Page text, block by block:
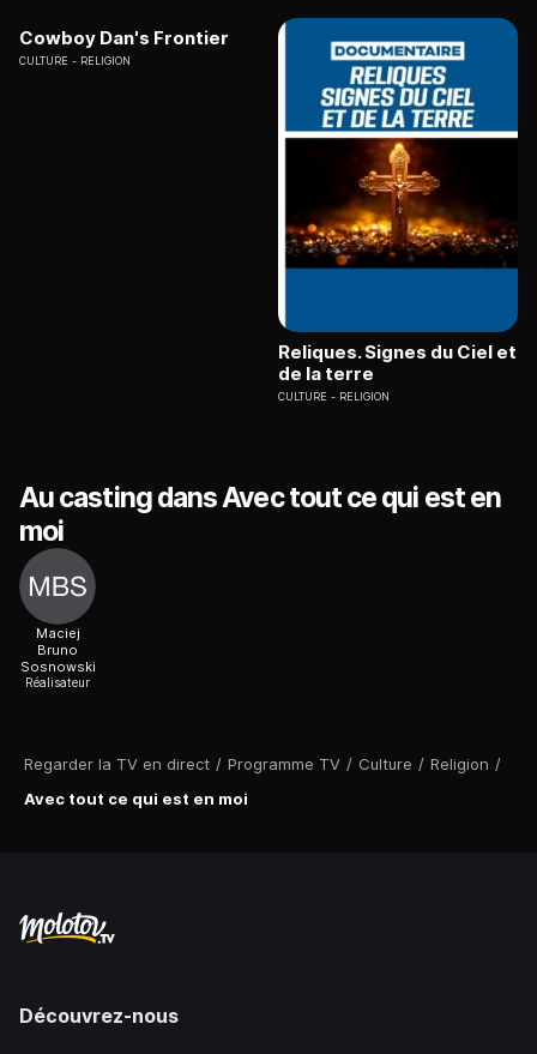
Regarder la TV en direct / Programme TV / Culture / Religion /
Avec tout ce qui est en moi
Cowboy Dan's Frontier
CULTURE RELIGION
Reliques. Signes du Ciel et
de la terre
CULTURE RELIGION
Au casting dans Avec tout ce qui est en
moi
Maciej
Bruno
Sosnowski
Réalisateur
Découvrez-nous